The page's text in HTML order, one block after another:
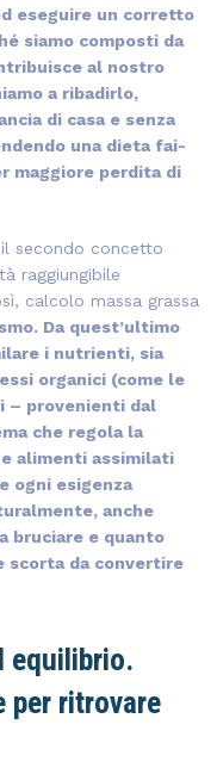
eseguire un corretto
siamo composti da
al nostro
a ribadirlo,
di casa e senza
una dieta fai-
maggiore perdita di
secondo concetto
raggiungibile
calcolo massa grassa
Da quest’ultimo
i nutrienti, sia
organici (come le
– provenienti dal
che regola la
alimenti assimilati
ogni esigenza
anche
bruciare e quanto
scorta da convertire
equilibrio.
per ritrovare